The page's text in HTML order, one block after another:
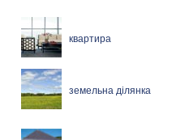
квартира
земельна ділянка